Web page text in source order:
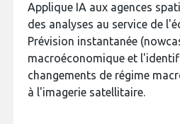
PRENDRE CONTACT AVEC LE
LES ENJEUX
COMPÉTITIVITÉ
EMPLOI & FORMATION
LES PUBLICATIONS
DOCUMENTS & BROCHURES
Applique IA aux agences
des analyses au service de
Prévision instantanée
macroéconomique et
changements de régime
à l'imagerie satellitaire.